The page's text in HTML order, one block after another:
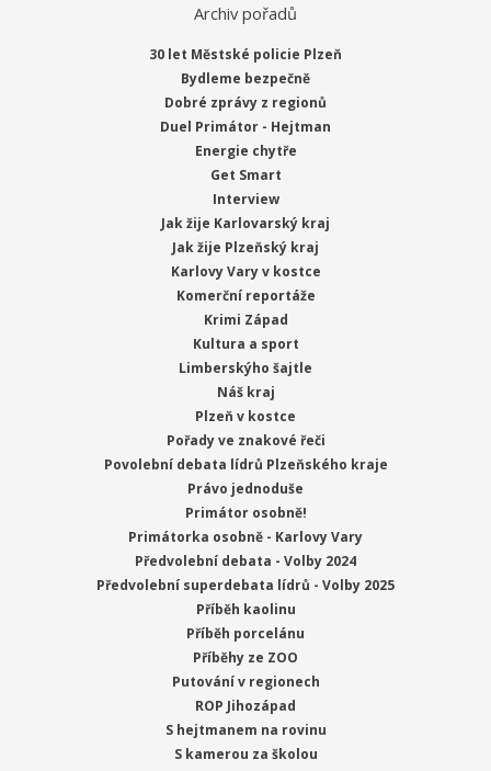
Archiv pořadů
30 let Městské policie Plzeň
Bydleme bezpečně
Dobré zprávy z regionů
Duel Primátor - Hejtman
Energie chytře
Get Smart
Interview
Jak žije Karlovarský kraj
Jak žije Plzeňský kraj
Karlovy Vary v kostce
Komerční reportáže
Krimi Západ
Kultura a sport
Limberskýho šajtle
Náš kraj
Plzeň v kostce
Pořady ve znakové řeči
Povolební debata lídrů Plzeňského kraje
Právo jednoduše
Primátor osobně!
Primátorka osobně - Karlovy Vary
Předvolební debata - Volby 2024
Předvolební superdebata lídrů - Volby 2025
Příběh kaolinu
Příběh porcelánu
Příběhy ze ZOO
Putování v regionech
ROP Jihozápad
S hejtmanem na rovinu
S kamerou za školou